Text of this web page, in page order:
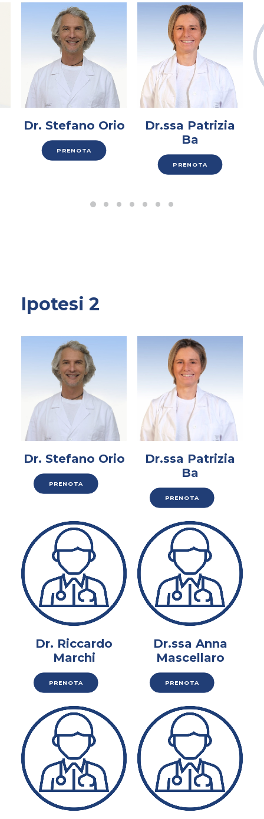
PUNTO PRELIEVI
Dr. Stefano Orio
PRENOTA
Dr.ssa Patrizia
Ba
PRENOTA
Ipotesi 2
Dr. Stefano Orio
PRENOTA
Dr.ssa Patrizia
Ba
PRENOTA
Dr. Riccardo
Marchi
PRENOTA
Dr.ssa Anna
Mascellaro
PRENOTA